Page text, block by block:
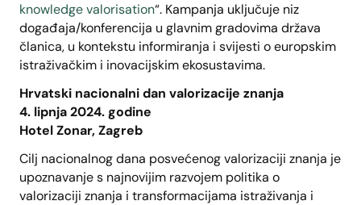
knowledge valorisation“. Kampanja uključuje niz
događaja/konferencija u glavnim gradovima država
članica, u kontekstu informiranja i svijesti o europskim
istraživačkim i inovacijskim ekosustavima.
Hrvatski nacionalni dan valorizacije znanja
4. lipnja 2024. godine
Hotel Zonar, Zagreb
Cilj nacionalnog dana posvećenog valorizaciji znanja je
upoznavanje s najnovijim razvojem politika o
valorizaciji znanja i transformacijama istraživanja i